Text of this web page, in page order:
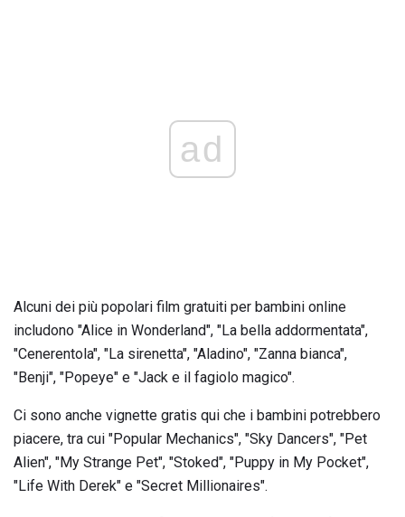
ad
Alcuni dei più popolari film gratuiti per bambini online
includono "Alice in Wonderland", "La bella addormentata",
"Cenerentola", "La sirenetta", "Aladino", "Zanna bianca",
"Benji", "Popeye" e "Jack e il fagiolo magico".
Ci sono anche vignette gratis qui che i bambini potrebbero
piacere, tra cui "Popular Mechanics", "Sky Dancers", "Pet
Alien", "My Strange Pet", "Stoked", "Puppy in My Pocket",
"Life With Derek" e "Secret Millionaires".